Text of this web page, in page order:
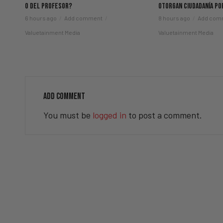
o del Profesor?
6 hours ago Add comment
Valuetainment Media
Otorgan Ciudadanía
8 hours ago Add
Valuetainment Media
ADD COMMENT
You must be logged in to post a comment.